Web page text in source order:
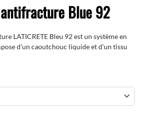
Blue 92
LATICRETE Bleu 92 est un système en
d’un caoutchouc liquide et d’un tissu